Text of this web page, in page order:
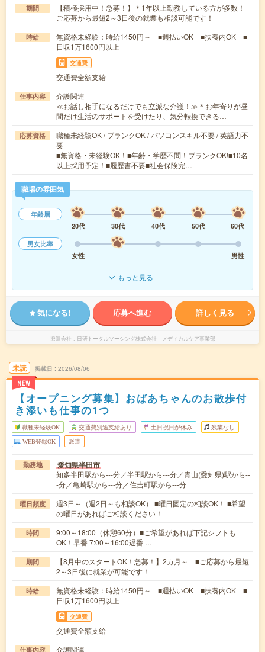
期間
【積極採用中！急募！】＊1年以上勤務している方が多数！
ご応募から最短2～3日後の就業も相談可能です！
時給
無資格未経験：時給1450円～ ■週払いOK ■扶養内OK ■
日収1万1600円以上
交通費
交通費全額支給
仕事内容
介護関連
≪お話し相手になるだけでも立派な介護！≫＊お年寄りが昼
間だけ生活のサポートを受けたり、気分転換できる…
応募資格
職種未経験OK / ブランクOK / パソコンスキル不要 / 英語力不
要
■無資格・未経験OK！■年齢・学歴不問！ブランクOK!■10名
以上採用予定！■履歴書不要■社会保険完…
職場の雰囲気
年齢層
20代
30代 40代 50代
60代
男女比率
女性
男性
もっと見る
気になる! 応募へ進む 詳しく見る
派遣会社 日研トータルソーシング株式会社 メディカルケア事業部
未読
NEW
掲載日 2026/08/06
【オープニング募集】おばあちゃんのお散歩付
き添いも仕事の1つ
職種未経験OK 交通費別途支給あり 土日祝日が休み 残業なし
WEB登録OK 派遣
勤務地 愛知県半田市
知多半田駅から---分／半田駅から---分／青山(愛知県)駅から--
-分／亀崎駅から---分／住吉町駅から---分
曜日頻度
週3日～（週2日～も相談OK） ■曜日固定の相談OK！ ■希望
の曜日があればご相談ください！
時間
9:00～18:00（休憩60分）■ご希望があれば下記シフトも
OK！早番 7:00～16:00遅番 …
期間
【8月中のスタートOK！急募！】2カ月～ ■ご応募から最短
2～3日後に就業が可能です！
時給
無資格未経験：時給1450円～ ■週払いOK ■扶養内OK ■
日収1万1600円以上
交通費
交通費全額支給
仕事内容 介護関連